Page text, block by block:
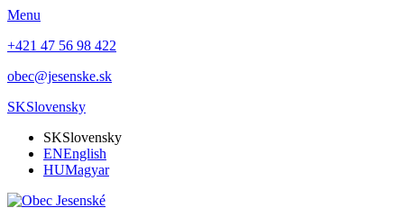
Menu
+421 47 56 98 422
obec@jesenske.sk
SKSlovensky
SKSlovensky
ENEnglish
HUMagyar